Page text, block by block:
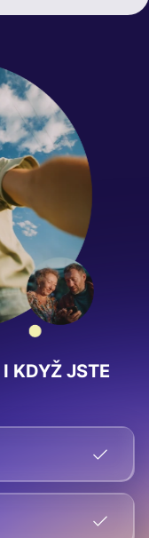
I KDYŽ JSTE